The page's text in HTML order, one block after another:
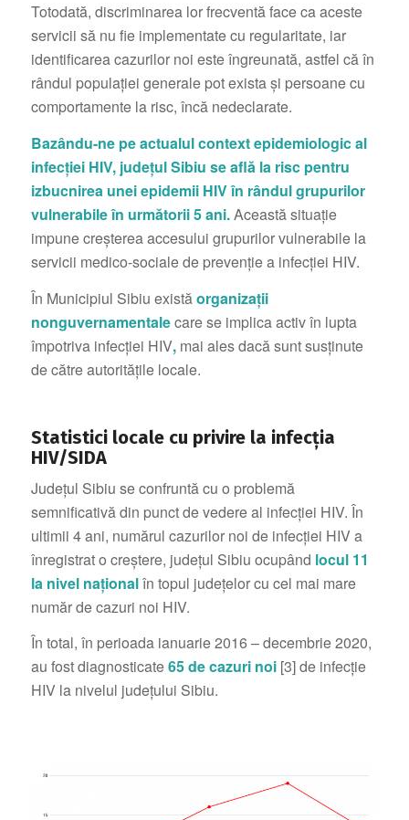
Totodată, discriminarea lor frecventă face ca aceste
servicii să nu fie implementate cu regularitate, iar
identificarea cazurilor noi este îngreunată, astfel că în
rândul populației generale pot exista și persoane cu
comportamente la risc, încă nedeclarate.
Bazându-ne pe actualul context epidemiologic al
infecției HIV, județul Sibiu se află la risc pentru
izbucnirea unei epidemii HIV în rândul grupurilor
vulnerabile în următorii 5 ani.Această situație
impune creșterea accesului grupurilor vulnerabile la
servicii medico-sociale de prevenție a infecției HIV.
În Municipiul Sibiu existăorganizații
nonguvernamentalecare se implica activ în lupta
împotriva infecției HIV, mai ales dacă sunt susținute
de către autoritățile locale.
Statistici locale cu privire la infecția
HIV/SIDA
Județul Sibiu se confruntă cu o problemă
semnificativă din punct de vedere al infecției HIV. În
ultimii 4 ani, numărul cazurilor noi de infecției HIV a
înregistrat o creștere, județul Sibiu ocupând locul 11
la nivel naționalîn topul județelor cu cel mai mare
număr de cazuri noi HIV.
În total, în perioada ianuarie 2016 – decembrie 2020,
au fost diagnosticate65 de cazuri noi [3] de infecție
HIV la nivelul județului Sibiu.